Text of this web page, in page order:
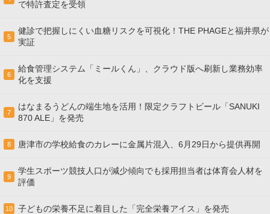
で特許査定を受領
5
健診で把握しにくい血糖リスクを可視化！THE PHAGEと福井県が
実証
6
給食管理システム「ミールくん」、クラウド版へ刷新し業務効率
化を支援
7
はなまるうどんの端生地を活用！限定クラフトビール「SANUKI
870 ALE」を発売
8 唐津市の学校給食のカレーに金属片混入、6月29日から提供再開
9
学生スポーツ競技人口が減少傾向でも採用担当者は体育会人材を
評価
10 子どもの栄養不足に着目した「完全栄養アイス」を発売